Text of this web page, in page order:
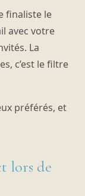
finaliste le
avec votre
La
c’est le filtre
préférés, et
lors de